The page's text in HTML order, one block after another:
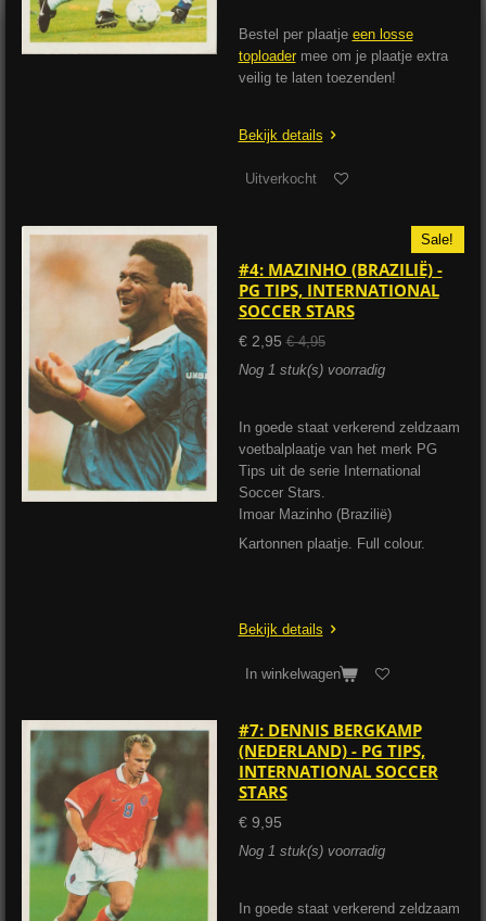
Bestel per plaatje een losse
toploadermee om je plaatje extra
veilig te laten toezenden!
Bekijk details
Uitverkocht
Sale!
#4: MAZINHO (BRAZILIË) -
PG TIPS, INTERNATIONAL
SOCCER STARS
€ 2,95 € 4,95
Nog 1 stuk(s) voorradig
In goede staat verkerend zeldzaam
voetbalplaatje van het merk PG
Tips uit de serie International
Soccer Stars.
Imoar Mazinho (Brazilië)
Kartonnen plaatje. Full colour.
Bekijk details
In winkelwagen
#7: DENNIS BERGKAMP
(NEDERLAND) - PG TIPS,
INTERNATIONAL SOCCER
STARS
€ 9,95
Nog 1 stuk(s) voorradig
In goede staat verkerend zeldzaam